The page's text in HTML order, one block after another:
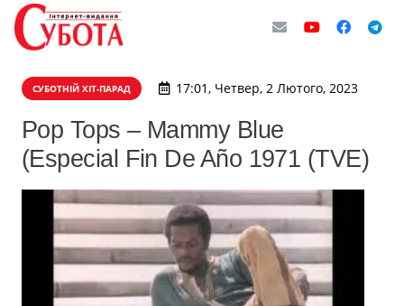
СУБОТНІЙ ХІТ-ПАРАД 17:01, Четвер, 2 Лютого, 2023
Pop Tops – Mammy Blue
(Especial Fin De Año 1971 (TVE)